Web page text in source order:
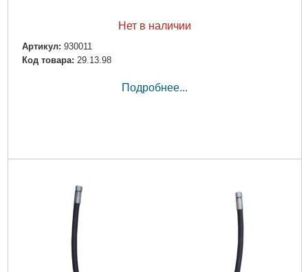
Нет в наличии
Артикул: 930011
Код товара: 29.13.98
Подробнее...